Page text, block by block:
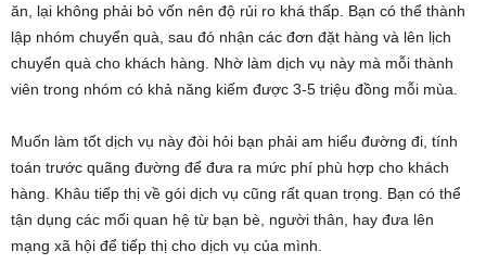
ăn, lại không phải bỏ vốn nên độ rủi ro khá thấp. Bạn có thể thành
lập nhóm chuyển quà, sau đó nhận các đơn đặt hàng và lên lịch
chuyển quà cho khách hàng. Nhờ làm dịch vụ này mà mỗi thành
viên trong nhóm có khả năng kiếm được 3-5 triệu đồng mỗi mùa.
Muốn làm tốt dịch vụ này đòi hỏi bạn phải am hiểu đường đi, tính
toán trước quãng đường để đưa ra mức phí phù hợp cho khách
hàng. Khâu tiếp thị về gói dịch vụ cũng rất quan trọng. Bạn có thể
tận dụng các mối quan hệ từ bạn bè, người thân, hay đưa lên
mạng xã hội để tiếp thị cho dịch vụ của mình.